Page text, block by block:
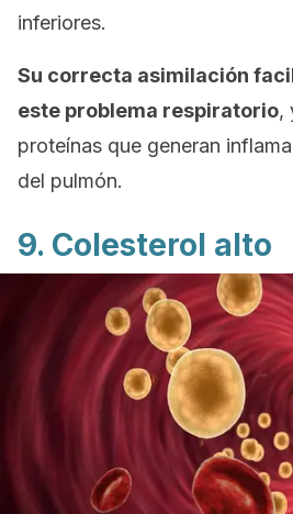
inferiores.
Su correcta asimilación
este problema respiratorio,
proteínas que generan
del pulmón.
9. Colesterol alto